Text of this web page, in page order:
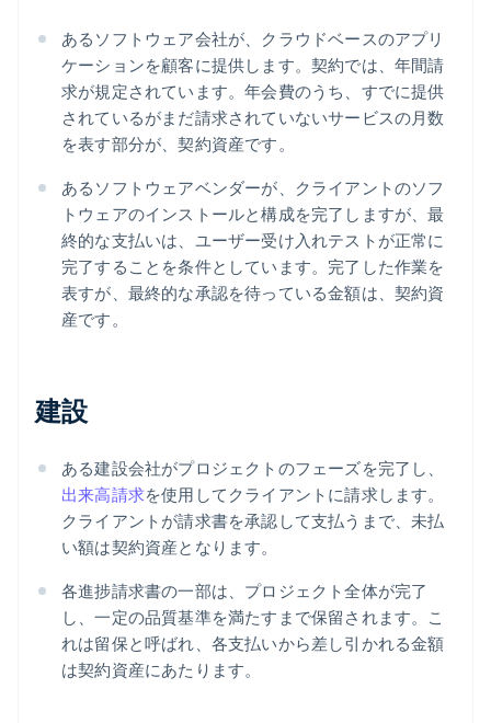
あるソフトウェア会社が、クラウドベースのアプリ
ケーションを顧客に提供します。契約では、年間請
求が規定されています。年会費のうち、すでに提供
されているがまだ請求されていないサービスの月数
を表す部分が、契約資産です。
あるソフトウェアベンダーが、クライアントのソフ
トウェアのインストールと構成を完了しますが、最
終的な支払いは、ユーザー受け入れテストが正常に
完了することを条件としています。完了した作業を
表すが、最終的な承認を待っている金額は、契約資
産です。
建設
ある建設会社がプロジェクトのフェーズを完了し、
出来高請求を使用してクライアントに請求します。
クライアントが請求書を承認して支払うまで、未払
い額は契約資産となります。
各進捗請求書の一部は、プロジェクト全体が完了
し、一定の品質基準を満たすまで保留されます。こ
れは留保と呼ばれ、各支払いから差し引かれる金額
は契約資産にあたります。